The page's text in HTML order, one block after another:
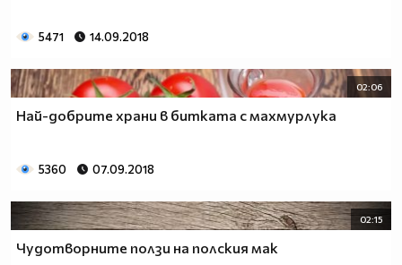
5471 14.09.2018
02:06
Най-добрите храни в битката с махмурлука
5360 07.09.2018
02:15
Чудотворните ползи на полския мак